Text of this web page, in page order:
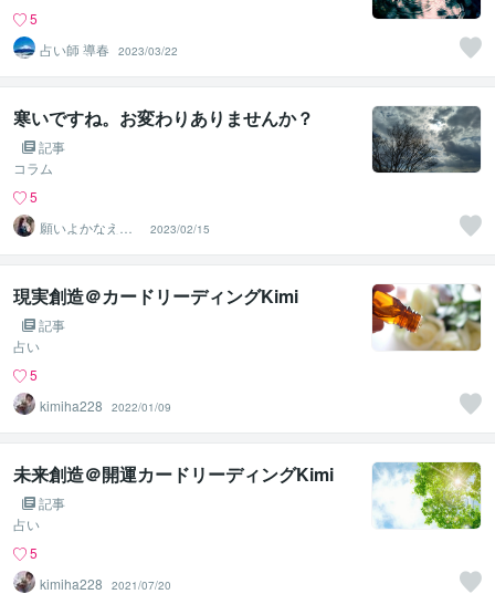
5
占い師 導春
2023/03/22
寒いですね。お変わりありませんか？
記事
コラム
5
願いよかなえ～
ゆりか～
2023/02/15
現実創造＠カードリーディングKimi
記事
占い
5
kimiha228
2022/01/09
未来創造＠開運カードリーディングKimi
記事
占い
5
kimiha228
2021/07/20